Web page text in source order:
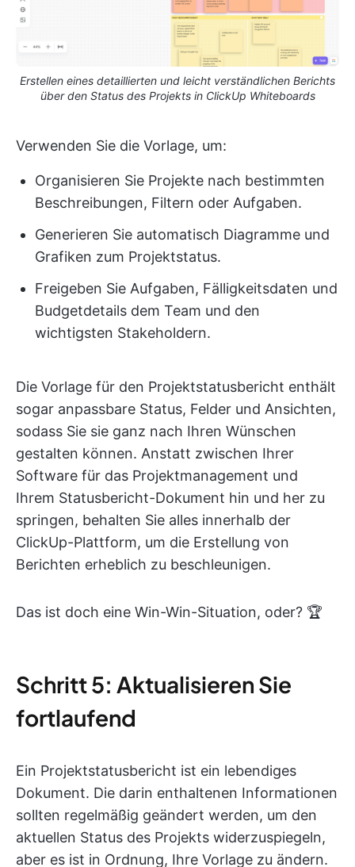
Erstellen eines detaillierten und leicht verständlichen Berichts
über den Status des Projekts in ClickUp Whiteboards
Verwenden Sie die Vorlage, um:
Organisieren Sie Projekte nach bestimmten
Beschreibungen, Filtern oder Aufgaben.
Generieren Sie automatisch Diagramme und
Grafiken zum Projektstatus.
Freigeben Sie Aufgaben, Fälligkeitsdaten und
Budgetdetails dem Team und den
wichtigsten Stakeholdern.
Die Vorlage für den Projektstatusbericht enthält
sogar anpassbare Status, Felder und Ansichten,
sodass Sie sie ganz nach Ihren Wünschen
gestalten können. Anstatt zwischen Ihrer
Software für das Projektmanagement und
Ihrem Statusbericht-Dokument hin und her zu
springen, behalten Sie alles innerhalb der
ClickUp-Plattform, um die Erstellung von
Berichten erheblich zu beschleunigen.
Das ist doch eine Win-Win-Situation, oder? 🏆
Schritt 5: Aktualisieren Sie
fortlaufend
Ein Projektstatusbericht ist ein lebendiges
Dokument. Die darin enthaltenen Informationen
sollten regelmäßig geändert werden, um den
aktuellen Status des Projekts widerzuspiegeln,
aber es ist in Ordnung, Ihre Vorlage zu ändern.